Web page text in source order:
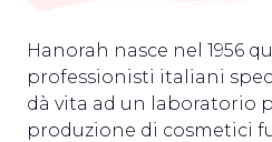
Hanorah nasce nel 1956
professionisti italiani
dà vita ad un laboratorio
produzione di cosmetici